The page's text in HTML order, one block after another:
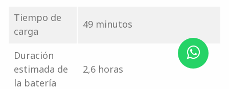
Tiempo de
carga
49 minutos
Duración
estimada de
la batería
2,6 horas